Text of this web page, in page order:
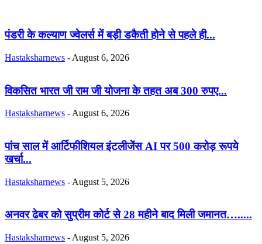
पंडरी के कल्याण ज्वेलर्स में बड़ी डकैती होने से पहले ही...
Hastaksharnews - August 6, 2026
विकसित भारत जी राम जी योजना के तहत अब 300 रुपए...
Hastaksharnews - August 6, 2026
पांच साल में आर्टिफीशियल इंटलीजेंस AI पर 500 करोड़ रूपये
खर्चा...
Hastaksharnews - August 5, 2026
अनवर ढेबर को सुप्रीम कोर्ट से 28 महीने बाद मिली जमानत….....
Hastaksharnews - August 5, 2026